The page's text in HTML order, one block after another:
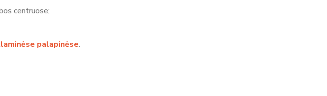
centruose;
palapinėse.